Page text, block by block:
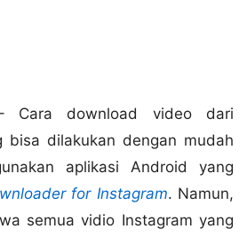
Cara download video dari
bisa dilakukan dengan mudah
aplikasi Android yang
for Instagram. Namun,
semua vidio Instagram yang